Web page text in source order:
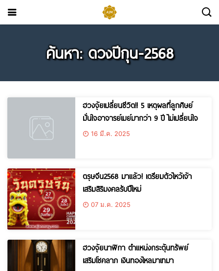
ค้นหา: ดวงปีกุน-2568
ฮวงจุ้ยเปลี่ยนชีวิต!! 5 เหตุผลที่ลูกศิษย์
มั่นใจอาจารย์เมย์มากว่า 9 ปี ไม่เปลี่ยนใจ
16 มี.ค. 2025
ตรุษจีน2568 มาแล้ว! เตรียมตัวไหว้เจ้า
เสริมสิริมงคลรับปีใหม่
07 ม.ค. 2025
ฮวงจุ้ยนาฬิกา ตำแหน่งกระตุ้นทรัพย์
เสริมโชคลาภ เงินทองไหลมาเทมา